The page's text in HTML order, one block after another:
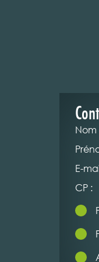
Nom
E-
CP :